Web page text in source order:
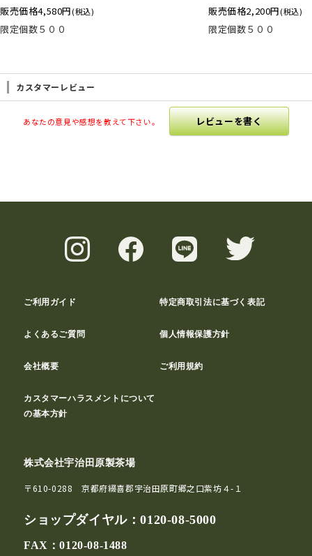
販売価格4,580円(税込)
限定個数５００
販売価格2,200円(税込)
限定個数５００
カスタマーレビュー
あなたの意見や感想を教えて下さい。 レビューを書く
ご利用ガイド 特定商取引法に基づく表記
よくあるご質問 個人情報保護方針
会社概要 ご利用規約
カスタマーハラスメントについて
の基本方針
株式会社宇治田原製茶場
〒610-0288 京都府綴喜郡宇治田原町郷之口紫坊４-１
ショップダイヤル：0120-08-5000
FAX：0120-08-1488